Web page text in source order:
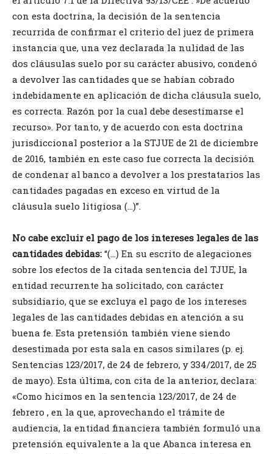
con esta doctrina, la decisión de la sentencia
recurrida de confirmar el criterio del juez de primera
instancia que, una vez declarada la nulidad de las
dos cláusulas suelo por su carácter abusivo, condenó
a devolver las cantidades que se habían cobrado
indebidamente en aplicación de dicha cláusula suelo,
es correcta. Razón por la cual debe desestimarse el
recurso». Por tanto, y de acuerdo con esta doctrina
jurisdiccional posterior a la STJUE de 21 de diciembre
de 2016, también en este caso fue correcta la decisión
de condenar al banco a devolver a los prestatarios las
cantidades pagadas en exceso en virtud de la
cláusula suelo litigiosa (…)”.
No cabe excluir el pago de los intereses legales de las
cantidades debidas: “(…) En su escrito de alegaciones
sobre los efectos de la citada sentencia del TJUE, la
entidad recurrente ha solicitado, con carácter
subsidiario, que se excluya el pago de los intereses
legales de las cantidades debidas en atención a su
buena fe. Esta pretensión también viene siendo
desestimada por esta sala en casos similares (p. ej.
Sentencias 123/2017, de 24 de febrero, y 334/2017, de 25
de mayo). Esta última, con cita de la anterior, declara:
«Como hicimos en la sentencia 123/2017, de 24 de
febrero , en la que, aprovechando el trámite de
audiencia, la entidad financiera también formuló una
pretensión equivalente a la que Abanca interesa en